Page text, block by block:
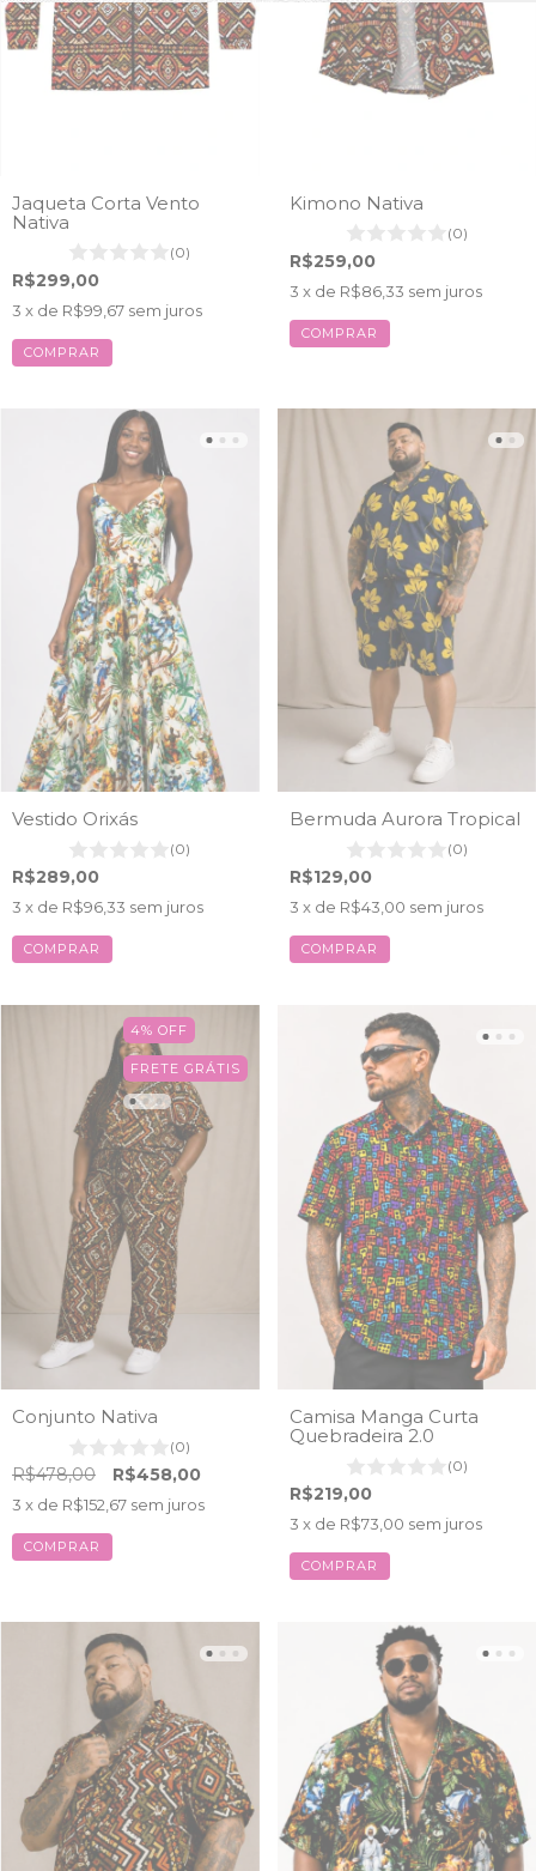
Jaqueta Corta Vento
Nativa
(0)
R$299,00
3 x de R$99,67 sem juros
COMPRAR
Kimono Nativa
(0)
R$259,00
3 x de R$86,33 sem juros
COMPRAR
Vestido Orixás
(0)
R$289,00
3 x de R$96,33 sem juros
COMPRAR
Bermuda Aurora Tropical
(0)
R$129,00
3 x de R$43,00 sem juros
COMPRAR
4% OFF
FRETE GRÁTIS
Conjunto Nativa
(0)
R$478,00 R$458,00
3 x de R$152,67 sem juros
COMPRAR
Camisa Manga Curta
Quebradeira 2.0
(0)
R$219,00
3 x de R$73,00 sem juros
COMPRAR